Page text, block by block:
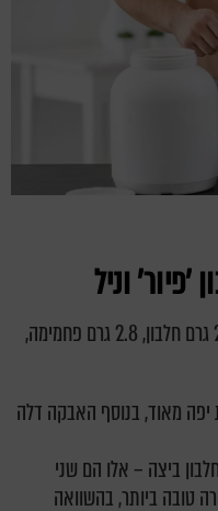
'פיור'וניל
מנה של סקופ – 33 גרם: 132 קלוריות, 25 גרם חלבון, 2.8 גרם פחמימה,
שזו כמות יפה מאוד, בנוסף האבקה דלה
מי-גבינה ו-3% ממנו מחלבון ביצה – אלו הם שני
טובה ביותר, בהשוואה